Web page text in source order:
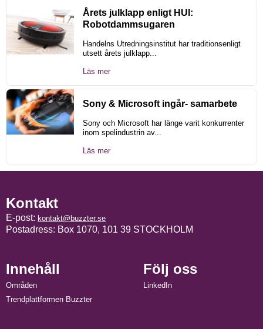
Årets julklapp enligt HUI:
Robotdammsugaren
Handelns Utredningsinstitut har traditionsenligt
utsett årets julklapp...
Läs mer
Sony & Microsoft ingår- samarbete
Sony och Microsoft har länge varit konkurrenter
inom spelindustrin av...
Läs mer
Kontakt
E-post: kontakt@buzzter.se
Postadress: Box 1070, 101 39 STOCKHOLM
Innehåll
Områden
Trendplattformen Buzzter
Följ oss
LinkedIn